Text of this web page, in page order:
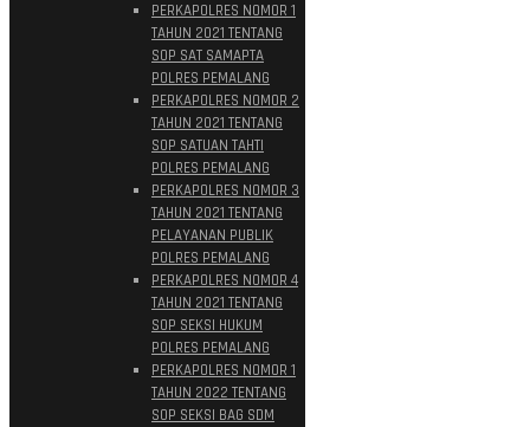
PERKAPOLRES NOMOR 1
TAHUN 2021 TENTANG
SOP SAT SAMAPTA
POLRES PEMALANG
PERKAPOLRES NOMOR 2
TAHUN 2021 TENTANG
SOP SATUAN TAHTI
POLRES PEMALANG
PERKAPOLRES NOMOR 3
TAHUN 2021 TENTANG
PELAYANAN PUBLIK
POLRES PEMALANG
PERKAPOLRES NOMOR 4
TAHUN 2021 TENTANG
SOP SEKSI HUKUM
POLRES PEMALANG
PERKAPOLRES NOMOR 1
TAHUN 2022 TENTANG
SOP SEKSI BAG SDM